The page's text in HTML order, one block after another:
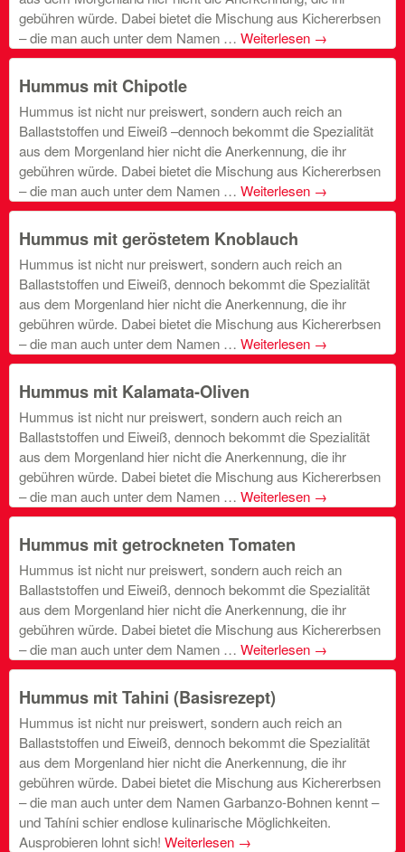
gebühren würde. Dabei bietet die Mischung aus Kichererbsen
– die man auch unter dem Namen … Weiterlesen →
Hummus mit Chipotle
Hummus ist nicht nur preiswert, sondern auch reich an
Ballaststoffen und Eiweiß –dennoch bekommt die Spezialität
aus dem Morgenland hier nicht die Anerkennung, die ihr
gebühren würde. Dabei bietet die Mischung aus Kichererbsen
– die man auch unter dem Namen … Weiterlesen →
Hummus mit geröstetem Knoblauch
Hummus ist nicht nur preiswert, sondern auch reich an
Ballaststoffen und Eiweiß, dennoch bekommt die Spezialität
aus dem Morgenland hier nicht die Anerkennung, die ihr
gebühren würde. Dabei bietet die Mischung aus Kichererbsen
– die man auch unter dem Namen … Weiterlesen →
Hummus mit Kalamata-Oliven
Hummus ist nicht nur preiswert, sondern auch reich an
Ballaststoffen und Eiweiß, dennoch bekommt die Spezialität
aus dem Morgenland hier nicht die Anerkennung, die ihr
gebühren würde. Dabei bietet die Mischung aus Kichererbsen
– die man auch unter dem Namen … Weiterlesen →
Hummus mit getrockneten Tomaten
Hummus ist nicht nur preiswert, sondern auch reich an
Ballaststoffen und Eiweiß, dennoch bekommt die Spezialität
aus dem Morgenland hier nicht die Anerkennung, die ihr
gebühren würde. Dabei bietet die Mischung aus Kichererbsen
– die man auch unter dem Namen … Weiterlesen →
Hummus mit Tahini (Basisrezept)
Hummus ist nicht nur preiswert, sondern auch reich an
Ballaststoffen und Eiweiß, dennoch bekommt die Spezialität
aus dem Morgenland hier nicht die Anerkennung, die ihr
gebühren würde. Dabei bietet die Mischung aus Kichererbsen
– die man auch unter dem Namen Garbanzo-Bohnen kennt –
und Tahíni schier endlose kulinarische Möglichkeiten.
Ausprobieren lohnt sich! Weiterlesen →